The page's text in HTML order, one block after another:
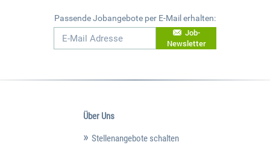
Passende Jobangebote per E-Mail erhalten:
Job-
Newsletter
Über Uns
Stellenangebote schalten